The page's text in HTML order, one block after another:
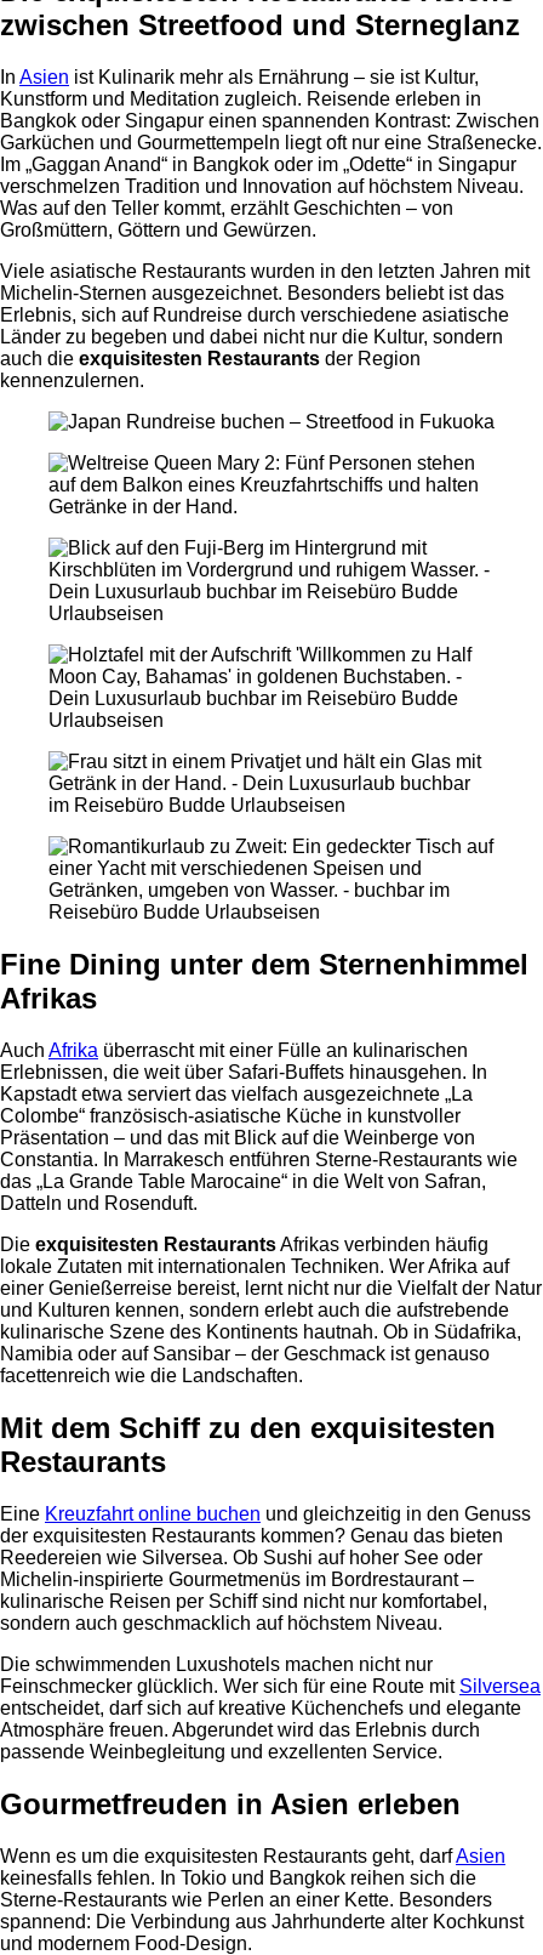
zwischen Streetfood und Sterneglanz
In Asien ist Kulinarik mehr als Ernährung – sie ist Kultur,
Kunstform und Meditation zugleich. Reisende erleben in
Bangkok oder Singapur einen spannenden Kontrast: Zwischen
Garküchen und Gourmettempeln liegt oft nur eine Straßenecke.
Im „Gaggan Anand“ in Bangkok oder im „Odette“ in Singapur
verschmelzen Tradition und Innovation auf höchstem Niveau.
Was auf den Teller kommt, erzählt Geschichten – von
Großmüttern, Göttern und Gewürzen.
Viele asiatische Restaurants wurden in den letzten Jahren mit
Michelin-Sternen ausgezeichnet. Besonders beliebt ist das
Erlebnis, sich auf Rundreise durch verschiedene asiatische
Länder zu begeben und dabei nicht nur die Kultur, sondern
auch die exquisitesten Restaurants der Region
kennenzulernen.
Fine Dining unter dem Sternenhimmel
Afrikas
Auch Afrika überrascht mit einer Fülle an kulinarischen
Erlebnissen, die weit über Safari-Buffets hinausgehen. In
Kapstadt etwa serviert das vielfach ausgezeichnete „La
Colombe“ französisch-asiatische Küche in kunstvoller
Präsentation – und das mit Blick auf die Weinberge von
Constantia. In Marrakesch entführen Sterne-Restaurants wie
das „La Grande Table Marocaine“ in die Welt von Safran,
Datteln und Rosenduft.
Die exquisitesten RestaurantsAfrikas verbinden häufig
lokale Zutaten mit internationalen Techniken. Wer Afrika auf
einer Genießerreise bereist, lernt nicht nur die Vielfalt der Natur
und Kulturen kennen, sondern erlebt auch die aufstrebende
kulinarische Szene des Kontinents hautnah. Ob in Südafrika,
Namibia oder auf Sansibar – der Geschmack ist genauso
facettenreich wie die Landschaften.
Mit dem Schiff zu den exquisitesten
Restaurants
Eine Kreuzfahrt online buchen und gleichzeitig in den Genuss
der exquisitesten Restaurants kommen? Genau das bieten
Reedereien wie Silversea. Ob Sushi auf hoher See oder
Michelin-inspirierte Gourmetmenüs im Bordrestaurant –
kulinarische Reisen per Schiff sind nicht nur komfortabel,
sondern auch geschmacklich auf höchstem Niveau.
Die schwimmenden Luxushotels machen nicht nur
Feinschmecker glücklich. Wer sich für eine Route mit Silversea
entscheidet, darf sich auf kreative Küchenchefs und elegante
Atmosphäre freuen. Abgerundet wird das Erlebnis durch
passende Weinbegleitung und exzellenten Service.
Gourmetfreuden in Asien erleben
Wenn es um die exquisitesten Restaurants geht, darfAsien
keinesfalls fehlen. In Tokio und Bangkok reihen sich die
Sterne-Restaurants wie Perlen an einer Kette. Besonders
spannend: Die Verbindung aus Jahrhunderte alter Kochkunst
und modernem Food-Design.